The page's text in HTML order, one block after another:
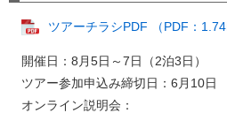
ツアーチラシPDF （PDF：
開催日：8月5日～7日（2泊3日）
ツアー参加申込み締切日：6月10日
オンライン説明会：